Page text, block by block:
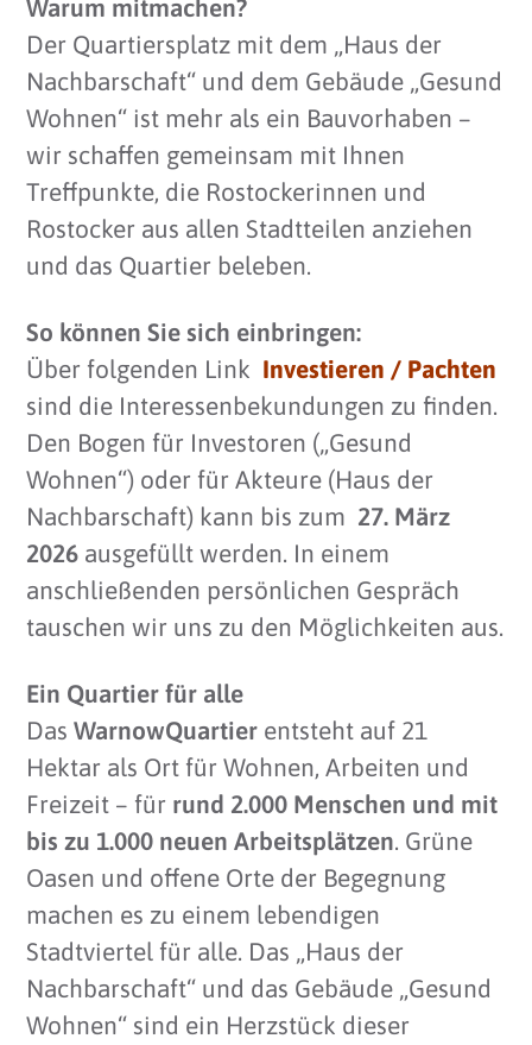
Warum mitmachen?
Der Quartiersplatz mit dem „Haus der
Nachbarschaft“ und dem Gebäude „Gesund
Wohnen“ ist mehr als ein Bauvorhaben –
wir schaffen gemeinsam mit Ihnen
Treffpunkte, die Rostockerinnen und
Rostocker aus allen Stadtteilen anziehen
und das Quartier beleben.
So können Sie sich einbringen:
Über folgenden Link Investieren / Pachten
sind die Interessenbekundungen zu finden.
Den Bogen für Investoren („Gesund
Wohnen“) oder für Akteure (Haus der
Nachbarschaft) kann bis zum 27. März
2026 ausgefüllt werden. In einem
anschließenden persönlichen Gespräch
tauschen wir uns zu den Möglichkeiten aus.
Ein Quartier für alle
Das WarnowQuartier entsteht auf 21
Hektar als Ort für Wohnen, Arbeiten und
Freizeit – für rund 2.000 Menschen und mit
bis zu 1.000 neuen Arbeitsplätzen. Grüne
Oasen und offene Orte der Begegnung
machen es zu einem lebendigen
Stadtviertel für alle. Das „Haus der
Nachbarschaft“ und das Gebäude „Gesund
Wohnen“ sind ein Herzstück dieser